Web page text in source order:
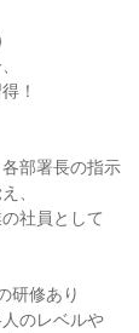
！
部署長の指示
、
社員として
研修あり
のレベルや